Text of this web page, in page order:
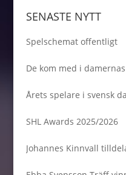
SENASTE NYTT
Spelschemat offentligt
De kom med i
Årets spelare i svensk
SHL Awards 2025/2026
Johannes Kinnvall